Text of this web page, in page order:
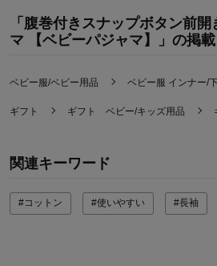
「腹巻付きスナップボタン前
マ 【ベビーパジャマ】」の掲
ベビー服/ベビー用品 ベビー服 インナー/
ギフト ギフト ベビー/キッズ用品
関連キーワード
#コットン #使いやすい #長袖